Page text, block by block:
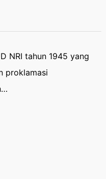
NRI tahun 1945 yang
proklamasi